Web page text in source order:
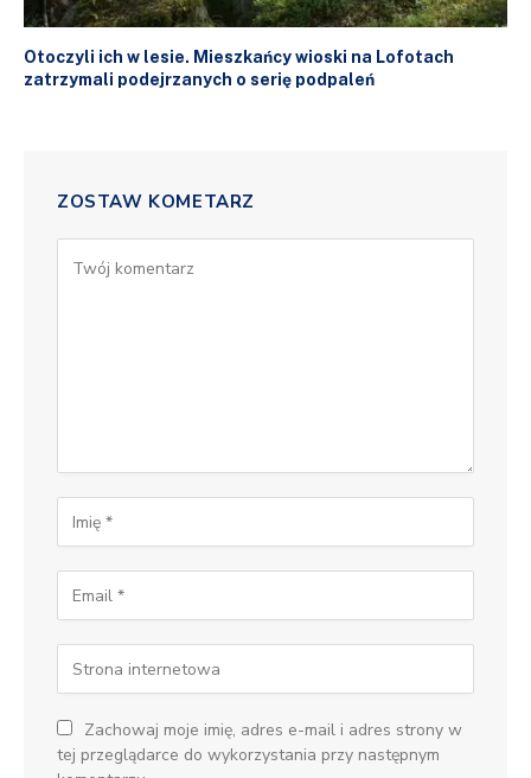
Otoczyli ich w lesie. Mieszkańcy wioski na Lofotach
zatrzymali podejrzanych o serię podpaleń
ZOSTAW KOMETARZ
Zachowaj moje imię, adres e-mail i adres strony w
tej przeglądarce do wykorzystania przy następnym